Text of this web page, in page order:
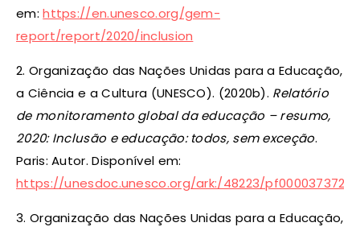
em:https://en.unesco.org/gem-
report/report/2020/inclusion
2. Organização das Nações Unidas para a Educação,
a Ciência e a Cultura (UNESCO). (2020b). Relatório
de monitoramento global da educação – resumo,
2020: Inclusão e educação: todos, sem exceção.
Paris: Autor. Disponível em:
https://unesdoc.unesco.org/ark:/48223/
3. Organização das Nações Unidas para a Educação,